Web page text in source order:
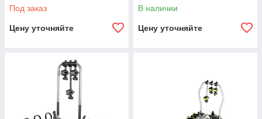
Под заказ
Цену уточняйте
В наличии
Цену уточняйте